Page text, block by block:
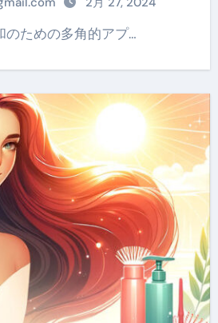
のための多角的アプ…